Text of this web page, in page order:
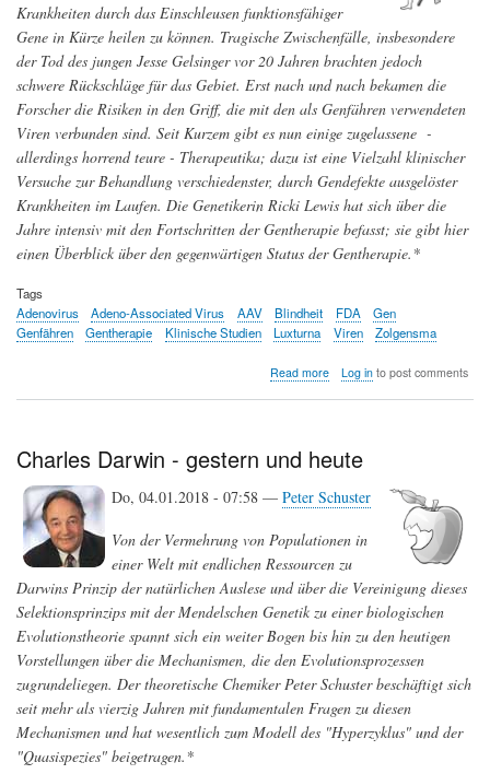
klinische
Scheitern
von
Wirkstoffen
gegen
Krebs
Krankheiten durch das Einschleusen funktionsfähiger
Gene in Kürze heilen zu können. Tragische Zwischenfälle, insbesondere
der Tod des jungen Jesse Gelsinger vor 20 Jahren brachten jedoch
schwere Rückschläge für das Gebiet. Erst nach und nach bekamen die
Forscher die Risiken in den Griff, die mit den als Genfähren verwendeten
Viren verbunden sind. Seit Kurzem gibt es nun einige zugelassene -
allerdings horrend teure - Therapeutika; dazu ist eine Vielzahl klinischer
Versuche zur Behandlung verschiedenster, durch Gendefekte ausgelöster
Krankheiten im Laufen. Die Genetikerin Ricki Lewis hat sich über die
Jahre intensiv mit den Fortschritten der Gentherapie befasst; sie gibt hier
einen Überblick über den gegenwärtigen Status der Gentherapie.*
Tags
Adenovirus
Adeno-Associated Virus AAV Blindheit FDA
Gen
Genfähren
Gentherapie Klinische Studien Luxturna Viren Zolgensma
Read moreabout
Log into post comments
Charles Darwin - gestern und heute
Do, 04.01.2018 - 07:58 — Peter Schuster
Von der Vermehrung von Populationen in
einer Welt mit endlichen Ressourcen zu
Darwins Prinzip der natürlichen Auslese und über die Vereinigung dieses
Selektionsprinzips mit der Mendelschen Genetik zu einer biologischen
Evolutionstheorie spannt sich ein weiter Bogen bis hin zu den heutigen
Vorstellungen über die Mechanismen, die den Evolutionsprozessen
zugrundeliegen. Der theoretische Chemiker Peter Schuster beschäftigt sich
seit mehr als vierzig Jahren mit fundamentalen Fragen zu diesen
Mechanismen und hat wesentlich zum Modell des "Hyperzyklus" und der
"Quasispezies" beigetragen.*